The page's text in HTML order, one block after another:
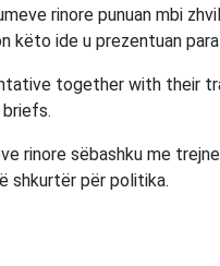
rinore punuan mbi
ide u prezentuan
together with their
rinore sëbashku me
shkurtër për politika.